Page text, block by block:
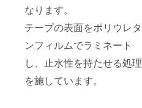
なります。
テープの表面をポリウレタ
ンフィルムでラミネート
し、止水性を持たせる処理
を施しています。